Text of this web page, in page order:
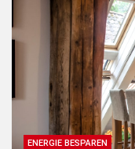
ENERGIE BESPAREN